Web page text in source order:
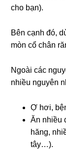
cho bạn).
Bên cạnh đó,
mòn cổ chân
Ngoài các
nhiều nguyên
Ợ hơi,
Ăn nhiều
hăng,
tây…).